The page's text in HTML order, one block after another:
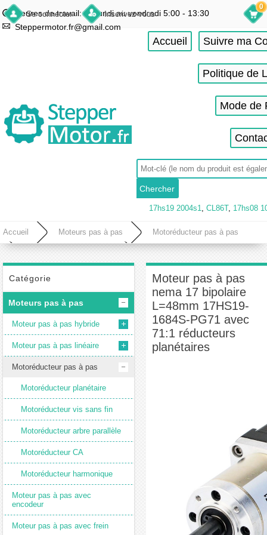
Se connecter Inscrivez-vous
Heures de travail: du lundi au vendredi 5:00 - 13:30
Steppermotor.fr@gmail.com
0
Accueil Suivre ma
Politique de
Mode de
17hs19 2004s1, CL86T, 17hs08
Accueil Moteurs pas à pas Motoréducteur pas à pas
Moteur pas à pas nema 17 bipolaire L=48mm 17HS19-1684S-PG71 avec 71:1
Catégorie
Moteurs pas à pas
Moteur pas à pas hybride
Moteur pas à pas linéaire
Motoréducteur pas à pas
Motoréducteur planétaire
Motoréducteur vis sans fin
Motoréducteur arbre parallèle
Motoréducteur CA
Motoréducteur harmonique
Moteur pas à pas avec
encodeur
Moteur pas à pas avec frein
Moteur pas à pas
nema 17 bipolaire
L=48mm 17HS19-
1684S-PG71 avec
71:1 réducteurs
planétaires